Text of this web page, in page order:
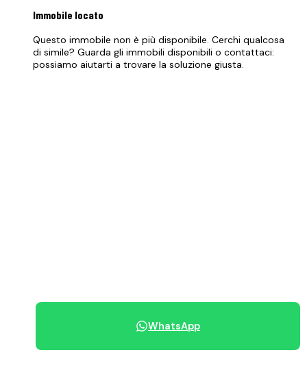
Immobile locato
Questo immobile non è più disponibile. Cerchi qualcosa
di simile? Guarda gli immobili disponibili o contattaci:
possiamo aiutarti a trovare la soluzione giusta.
WhatsApp